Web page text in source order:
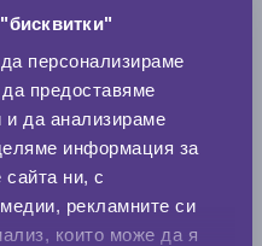
персонализираме
предоставяме
да анализираме
информация за
сайта ни, с
рекламните си
които може да я